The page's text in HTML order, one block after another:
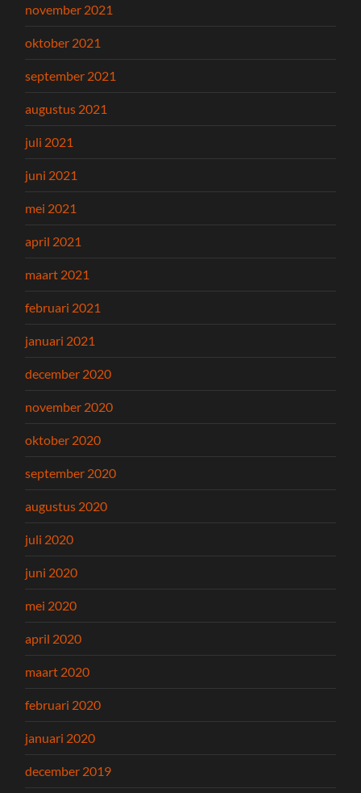
november 2021
oktober 2021
september 2021
augustus 2021
juli 2021
juni 2021
mei 2021
april 2021
maart 2021
februari 2021
januari 2021
december 2020
november 2020
oktober 2020
september 2020
augustus 2020
juli 2020
juni 2020
mei 2020
april 2020
maart 2020
februari 2020
januari 2020
december 2019